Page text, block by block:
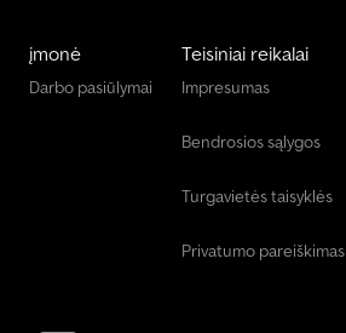
įmonė
Darbo pasiūlymai
Teisiniai reikalai
Impresumas
Bendrosios sąlygos
Turgavietės taisyklės
Privatumo pareiškimas